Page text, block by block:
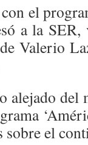
el
a la
Valerio
alejado del
sobre el